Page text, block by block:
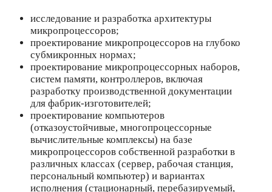
исследование и разработка архитектуры
микропроцессоров;
проектирование микропроцессоров на глубоко
субмикронных нормах;
проектирование микропроцессорных наборов,
систем памяти, контроллеров, включая
разработку производственной документации
для фабрик-изготовителей;
проектирование компьютеров
(отказоустойчивые, многопроцессорные
вычислительные комплексы) на базе
микропроцессоров собственной разработки в
различных классах (сервер, рабочая станция,
персональный компьютер) и вариантах
исполнения (стационарный, перебазируемый,